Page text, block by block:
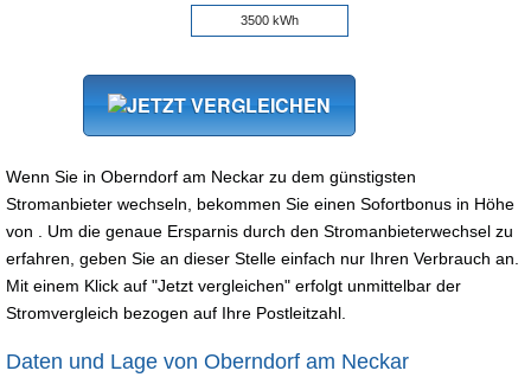
Wenn Sie in Oberndorf am Neckar zu dem günstigsten
Stromanbieter wechseln, bekommen Sie einen Sofortbonus in Höhe
von . Um die genaue Ersparnis durch den Stromanbieterwechsel zu
erfahren, geben Sie an dieser Stelle einfach nur Ihren Verbrauch an.
Mit einem Klick auf "Jetzt vergleichen" erfolgt unmittelbar der
Stromvergleich bezogen auf Ihre Postleitzahl.
Daten und Lage von Oberndorf am Neckar